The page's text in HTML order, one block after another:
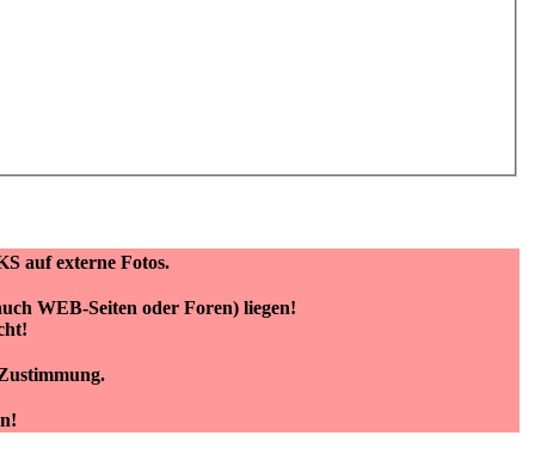
auf externe Fotos.
WEB-Seiten oder Foren) liegen!